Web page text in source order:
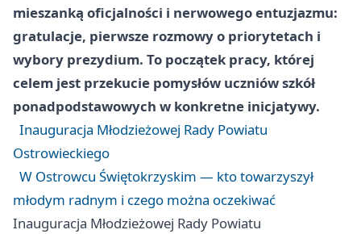
mieszanką oficjalności i nerwowego entuzjazmu:
gratulacje, pierwsze rozmowy o priorytetach i
wybory prezydium. To początek pracy, której
celem jest przekucie pomysłów uczniów szkół
ponadpodstawowych w konkretne inicjatywy.
Inauguracja Młodzieżowej Rady Powiatu
Ostrowieckiego
W Ostrowcu Świętokrzyskim — kto towarzyszył
młodym radnym i czego można oczekiwać
Inauguracja Młodzieżowej Rady Powiatu